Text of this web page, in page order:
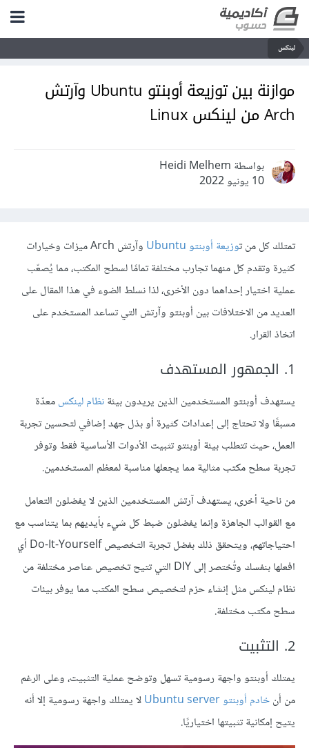
لينكس
موازنة بين توزيعة أوبنتو Ubuntu وآرتش
Arch من لينكس Linux
بواسطة Heidi Melhem
10 يونيو 2022
تمتلك كل من توزيعة أوبنتو Ubuntu
وآرتش Arch ميزات وخيارات
كثيرة وتقدم كل منهما تجارب مختلفة تمامًا لسطح المكتب، مما يُصعّب
عملية اختيار إحداهما دون الأخرى، لذا نسلط الضوء في هذا المقال على
العديد من الاختلافات بين أوبنتو وآرتش التي تساعد المستخدم على
اتخاذ القرار.
1. الجمهور المستهدف
يستهدف أوبنتو المستخدمين الذين يريدون بيئةنظام لينكسمعدّة
مسبقًا ولا تحتاج إلى إعدادات كثيرة أو بذل جهد إضافي لتحسين تجربة
العمل، حيث تتطلب بيئة أوبنتو تثبيت الأدوات الأساسية فقط وتوفر
تجربة سطح مكتب مثالية مما يجعلها مناسبة لمعظم المستخدمين.
من ناحية أخرى، يستهدف آرتش المستخدمين الذين لا يفضلون التعامل
مع القوالب الجاهزة وإنما يفضلون ضبط كل شيء بأيديهم بما يتناسب مع
احتياجاتهم، ويتحقق ذلك بفضل تجربة التخصيص Do-It-Yourself أي
افعلها بنفسك وتُختصر إلى DIY التي تتيح تخصيص عناصر مختلفة من
نظام لينكس مثل إنشاء حزم لتخصيص سطح المكتب مما يوفر بيئات
سطح مكتب مختلفة.
2. التثبيت
يمتلك أوبنتو واجهة رسومية تسهل وتوضح عملية التثبيت، وعلى الرغم
من أنخادم أوبنتو Ubuntu server
لا يمتلك واجهة رسومية إلا أنه
يتيح إمكانية تثبيتها اختياريًا.